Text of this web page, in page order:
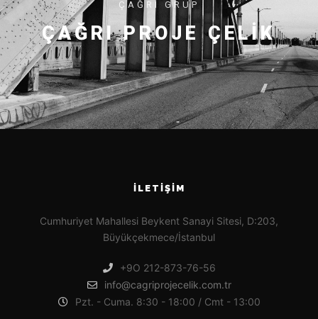
ÇAĞRI GRUP
ÇAĞRI PROJE ÇELIK
İLETIŞIM
Cumhuriyet Mahallesi Beykent Sanayi Sitesi, D:203,
Büyükçekmece/İstanbul
+9O 212-873-76-56
info@cagriprojecelik.com.tr
Pzt. - Cuma. 8:30 - 18:00 / Cmt - 13:00